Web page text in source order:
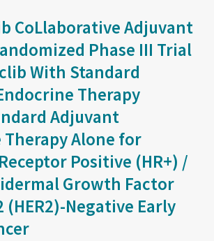
CoLlaborative Adjuvant
Phase III Trial
With Standard
Therapy
Adjuvant
Alone for
Positive (HR+) /
Growth Factor
(HER2)-Negative Early